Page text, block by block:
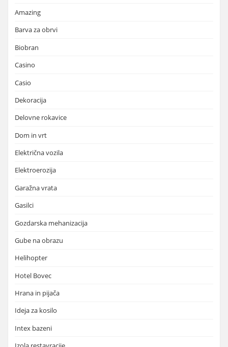
Amazing
Barva za obrvi
Biobran
Casino
Casio
Dekoracija
Delovne rokavice
Dom in vrt
Električna vozila
Elektroerozija
Garažna vrata
Gasilci
Gozdarska mehanizacija
Gube na obrazu
Helihopter
Hotel Bovec
Hrana in pijača
Ideja za kosilo
Intex bazeni